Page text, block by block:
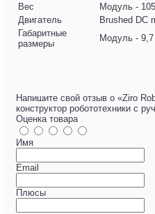
Вес
Модуль -
Двигатель
Brushed DC
Габаритные
размеры
Модуль -
Напишите свой отзыв о «Ziro
конструктор робототехники с
Оценка товара
Имя
Email
Плюсы